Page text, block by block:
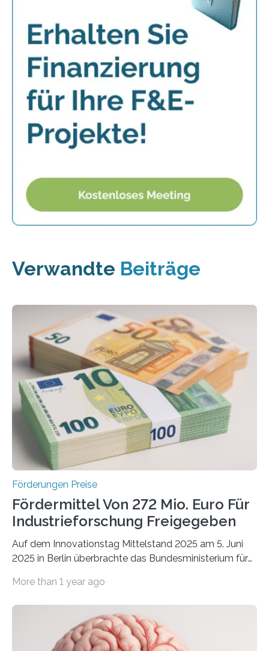
Verwandte Beiträge
Förderungen Preise
Fördermittel Von 272 Mio. Euro Für
Industrieforschung Freigegeben
Auf dem Innovationstag Mittelstand 2025 am 5. Juni
2025 in Berlin überbrachte das Bundesministerium für
Überplanmäßige Verpflichtungsermächtigungen in
Woche vom Haushaltsausschuss freigegeben – unter
anderem zur Unterstützung der
Industrieforschungsprogramme Industrielle
More than 1 year ago